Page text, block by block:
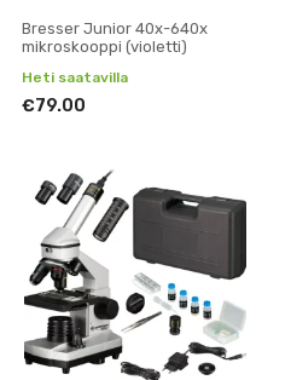
Bresser Junior 40x-640x
mikroskooppi (violetti)
Heti saatavilla
€79.00